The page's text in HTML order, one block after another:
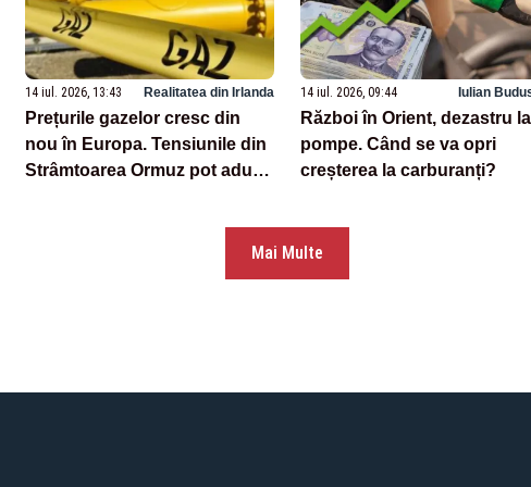
14 iul. 2026, 13:43 Realitatea din Irlanda
Prețurile gazelor cresc din
nou în Europa. Tensiunile din
Strâmtoarea Ormuz pot aduce
14 iul. 2026, 09:44 Iulian
Război în Orient, dezastru la
pompe. Când se va opri
creșterea la carburanți?
Mai Multe